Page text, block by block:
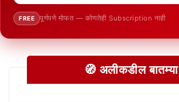
FREE पूर्णपणे मोफत — कोणतेही Subscription नाही
🧭 अलीकडील बातम्या